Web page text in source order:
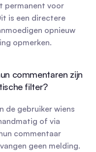
permanent voor
is een directere
opnieuw
opmerken.
commentaren zijn
filter?
de gebruiker wiens
of via
commentaar
geen melding.